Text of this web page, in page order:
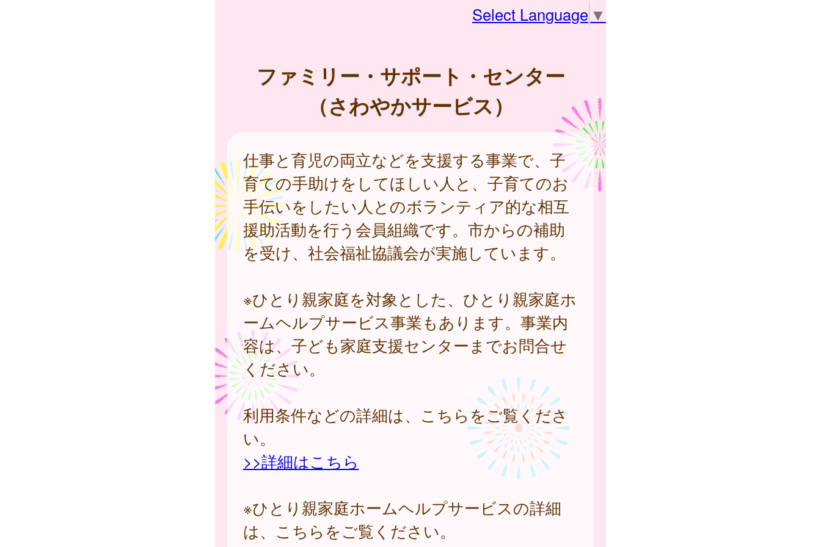
Select Language ▼
ファミリー・サポート・センター
（さわやかサービス）
仕事と育児の両立などを支援する事業で、子
育ての手助けをしてほしい人と、子育てのお
手伝いをしたい人とのボランティア的な相互
援助活動を行う会員組織です。市からの補助
を受け、社会福祉協議会が実施しています。
※ひとり親家庭を対象とした、ひとり親家庭ホ
ームヘルプサービス事業もあります。事業内
容は、子ども家庭支援センターまでお問合せ
ください。
利用条件などの詳細は、こちらをご覧くださ
い。
>>詳細はこちら
※ひとり親家庭ホームヘルプサービスの詳細
は、こちらをご覧ください。